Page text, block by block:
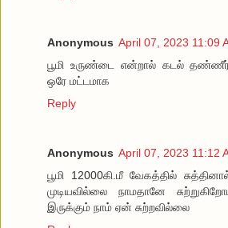
Anonymous April 07, 2023 11:09
பூமி உருண்டை என்றால் கடல் தண்ணீர்
ஒரே மட்டமாக
Reply
Anonymous April 07, 2023 11:12
பூமி 12000கி.மீ வேகத்தில்
முடியவில்லை நாமதானே
இருக்கும் நாம் ஏன் சுற்றவில்லை